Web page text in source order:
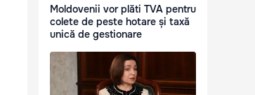
Moldovenii vor plăti TVA pentru
colete de peste hotare și taxă
unică de gestionare